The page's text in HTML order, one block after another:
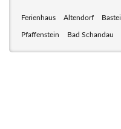
Ferienhaus Altendorf Bastei
Pfaffenstein Bad Schandau